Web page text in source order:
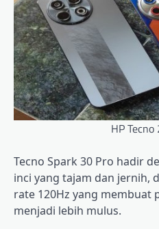
HP
Tecno Spark 30 Pro hadir
inci yang tajam dan jernih,
rate 120Hz yang membuat
menjadi lebih mulus.